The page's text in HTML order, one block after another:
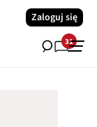
Zaloguj się
31